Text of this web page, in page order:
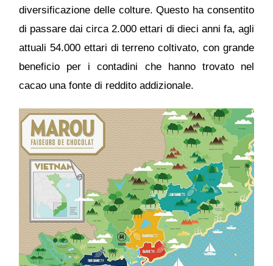
diversificazione delle colture. Questo ha consentito
di passare dai circa 2.000 ettari di dieci anni fa, agli
attuali 54.000 ettari di terreno coltivato, con grande
beneficio per i contadini che hanno trovato nel
cacao una fonte di reddito addizionale.